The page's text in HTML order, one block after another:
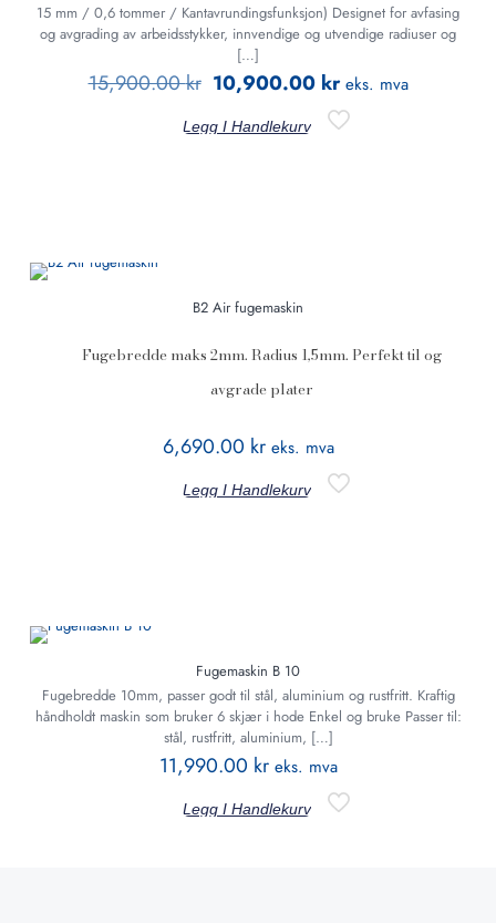
15 mm / 0,6 tommer / Kantavrundingsfunksjon) Designet for avfasing
og avgrading av arbeidsstykker, innvendige og utvendige radiuser og
[…]
15,900.00kr 10,900.00 kr eks. mva
Legg I Handlekurv
B2 Air fugemaskin
Fugebredde maks 2mm. Radius 1,5mm. Perfekt til og
avgrade plater
6,690.00 kr eks. mva
Legg I Handlekurv
Fugemaskin B 10
Fugebredde 10mm, passer godt til stål, aluminium og rustfritt. Kraftig
håndholdt maskin som bruker 6 skjær i hode Enkel og bruke Passer til:
stål, rustfritt, aluminium, […]
11,990.00 kr eks. mva
Legg I Handlekurv